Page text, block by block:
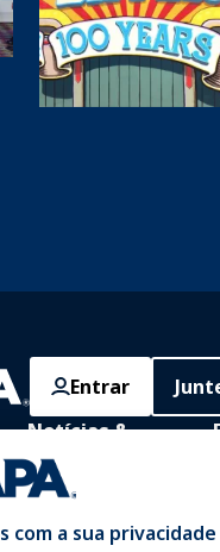
Entrar
Notícias &
Diversão
com a sua privacidade